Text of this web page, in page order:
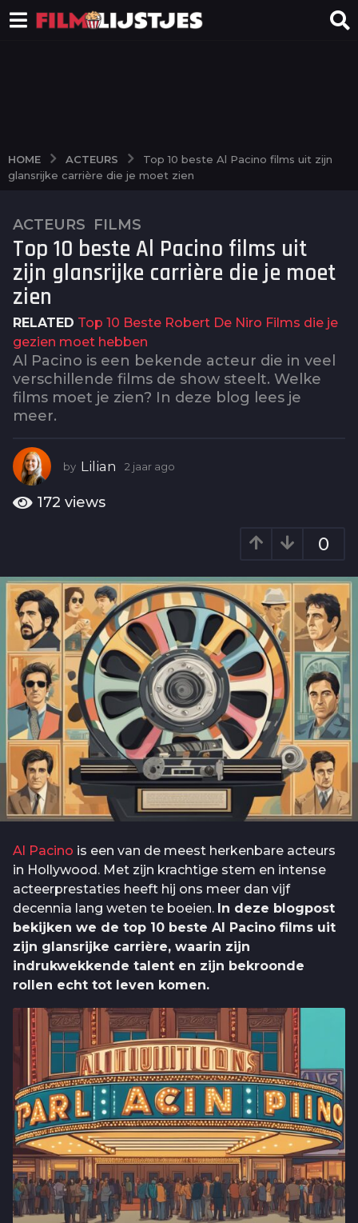
HOME ACTEURS
Top 10 beste Al Pacino films uit zijn
glansrijke carrière die je moet zien
2
j
a
r
a
g
o
2
j
a
r
a
g
o
ACTEURS ,FILMS
Top 10 beste Al Pacino films uit
zijn glansrijke carrière die je moet
zien
RELATED Top 10 Beste Robert De Niro Films die je
gezien moet hebben
Al Pacino is een bekende acteur die in veel
verschillende films de show steelt. Welke
films moet je zien? In deze blog lees je
meer.
by Lilian 2 jaar ago
172 views
0
Al Pacino is een van de meest herkenbare acteurs
in Hollywood. Met zijn krachtige stem en intense
acteerprestaties heeft hij ons meer dan vijf
decennia lang weten te boeien. In deze blogpost
bekijken we de top 10 beste Al Pacino films uit
zijn glansrijke carrière, waarin zijn
indrukwekkende talent en zijn bekroonde
rollen echt tot leven komen.